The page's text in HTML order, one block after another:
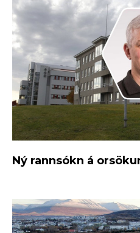
Ný rannsókn á